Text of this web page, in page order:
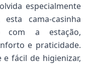
especialmente
cama-casinha
com a estação,
e praticidade.
fácil de higienizar,